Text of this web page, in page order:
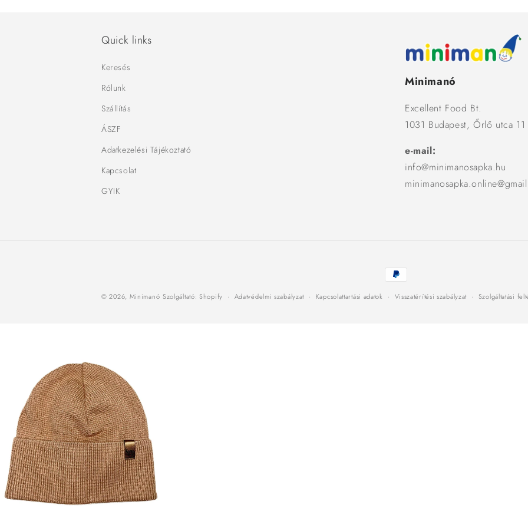
Quick links
Keresés
Rólunk
Szállítás
ÁSZF
Adatkezelési Tájékoztató
Kapcsolat
GYIK
Minimanó
Excellent Food Bt.
1031 Budapest, Őrlő utca 11
e-mail:
info@minimanosapka.hu
Fizetési
módok
© 2026, Minimanó Szolgáltató: Shopify Adatvédelmi szabályzat Kapcsolattartási adatok Visszatérítési szabályzat Szolgáltatási